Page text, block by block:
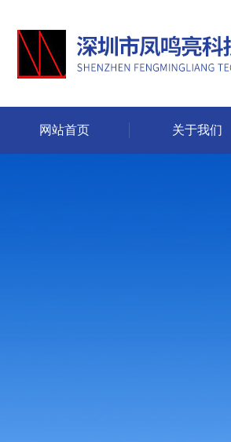
网站首页 关于我们